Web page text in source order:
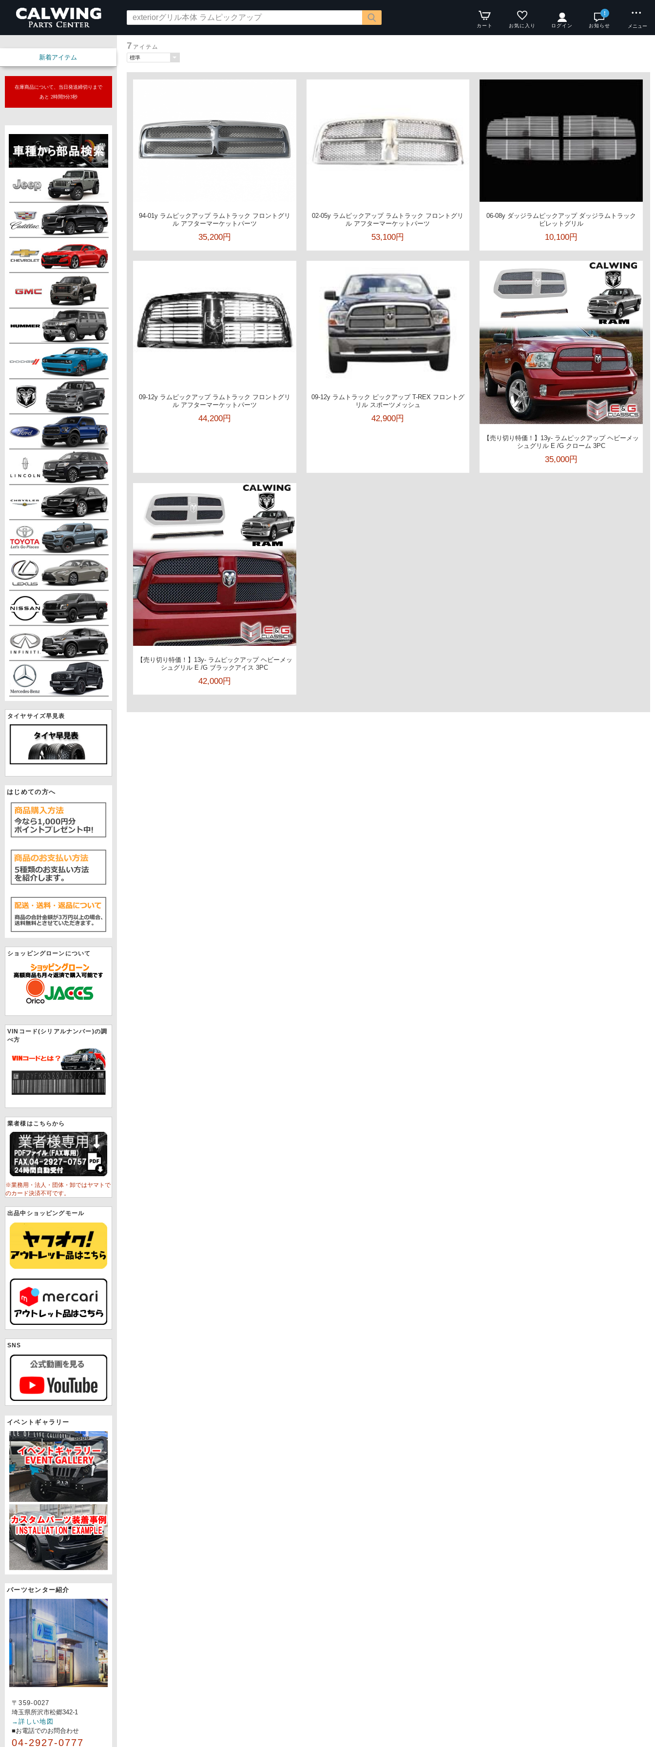
カート お気に入り ログイン
!
お知らせ メニュー
新着アイテム
在庫商品について、当日発送締切りまで
あと 2時間9分2秒
タイヤサイズ早見表
はじめての方へ
ショッピングローンについて
VINコード(シリアルナンバー)の調
べ方
業者様はこちらから
※業務用・法人・団体・卸ではヤマトで
のカード決済不可です。
出品中ショッピングモール
SNS
イベントギャラリー
パーツセンター紹介
〒359-0027
埼玉県所沢市松郷342-1
→詳しい地図
■お電話でのお問合わせ
04-2927-0777
7 アイテム
94-01y ラムピックアップ ラムトラック フロントグリ
ル アフターマーケットパーツ
35,200円
02-05y ラムピックアップ ラムトラック フロントグリ
ル アフターマーケットパーツ
53,100円
06-08y ダッジラムピックアップ ダッジラムトラック
ビレットグリル
10,100円
09-12y ラムピックアップ ラムトラック フロントグリ
ル アフターマーケットパーツ
44,200円
09-12y ラムトラック ピックアップ T-REX フロントグ
リル スポーツメッシュ
42,900円
【売り切り特価！】13y- ラムピックアップ ヘビーメッ
シュグリル E /G クローム 3PC
35,000円
【売り切り特価！】13y- ラムピックアップ ヘビーメッ
シュグリル E /G ブラックアイス 3PC
42,000円